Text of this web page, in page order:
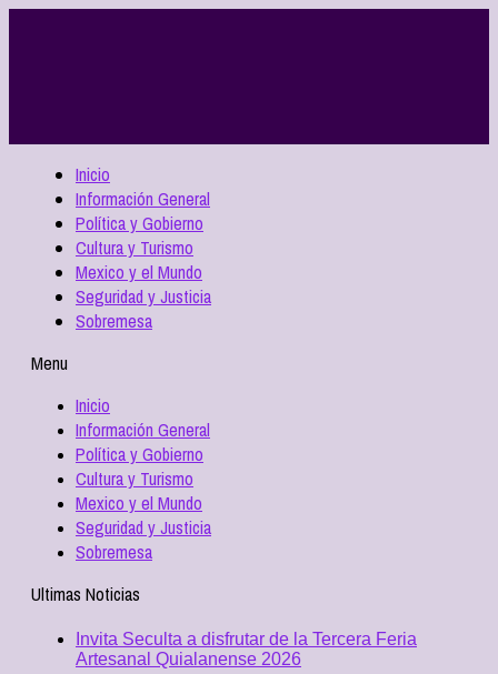
Inicio
Información General
Política y Gobierno
Cultura y Turismo
Mexico y el Mundo
Seguridad y Justicia
Sobremesa
Menu
Inicio
Información General
Política y Gobierno
Cultura y Turismo
Mexico y el Mundo
Seguridad y Justicia
Sobremesa
Ultimas Noticias
Invita Seculta a disfrutar de la Tercera Feria
Artesanal Quialanense 2026